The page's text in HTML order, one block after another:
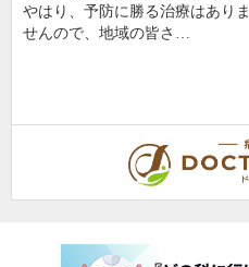
やはり、予防に勝る治療はありま
せんので、地域の皆さ…